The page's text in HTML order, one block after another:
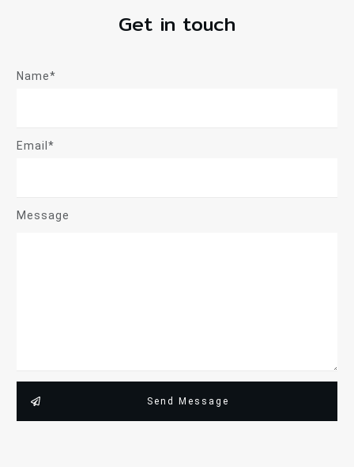
Get in touch
Name*
Email*
Message
Send Message